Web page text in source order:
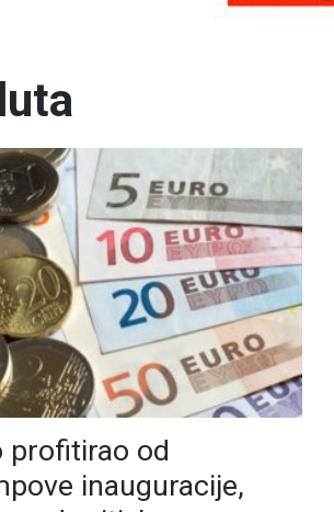
profitirao od
inauguracije,